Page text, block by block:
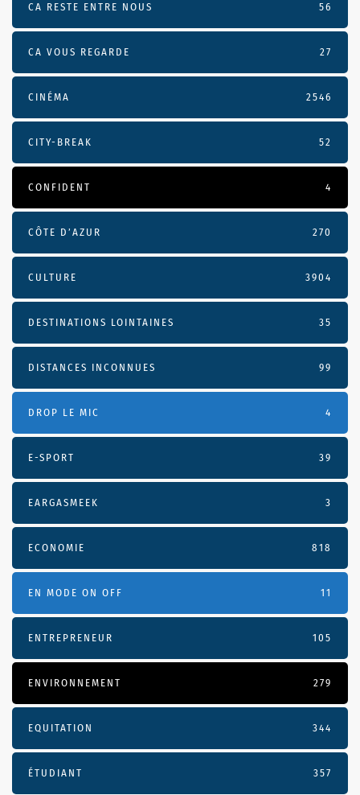
CA RESTE ENTRE NOUS 56
CA VOUS REGARDE 27
CINÉMA 2546
CITY-BREAK 52
CONFIDENT 4
CÔTE D’AZUR 270
CULTURE 3904
DESTINATIONS LOINTAINES 35
DISTANCES INCONNUES 99
DROP LE MIC 4
E-SPORT 39
EARGASMEEK 3
ECONOMIE 818
EN MODE ON OFF 11
ENTREPRENEUR 105
ENVIRONNEMENT 279
EQUITATION 344
ÉTUDIANT 357